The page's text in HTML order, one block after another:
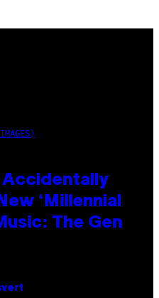
Accidentally
‘Millennial
The Gen